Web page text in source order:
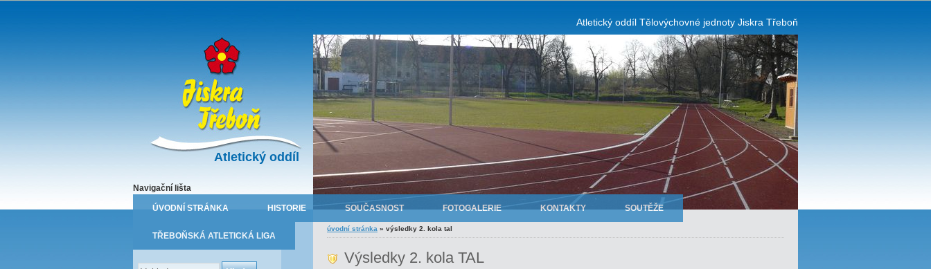
Atletický oddíl
Atletický oddíl Tělovýchovné jednoty Jiskra Třeboň
Navigační lišta
ÚVODNÍ STRÁNKA HISTORIE SOUČASNOST FOTOGALERIE KONTAKTY SOUTĚŽE
TŘEBOŇSKÁ ATLETICKÁ LIGA
úvodní stránka » výsledky 2. kola tal
Výsledky 2. kola TAL